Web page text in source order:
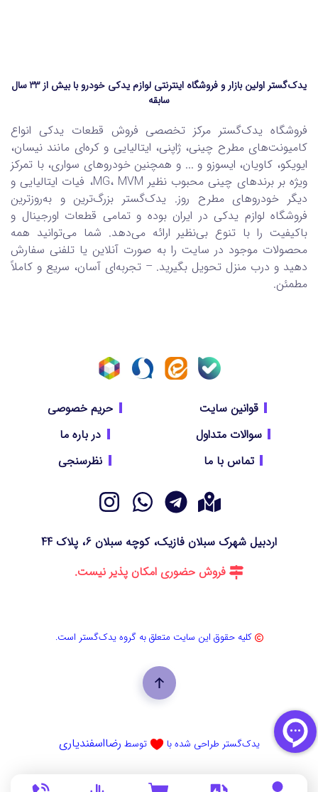
یدک‌گستر اولین بازار و فروشگاه اینترنتی لوازم یدکی خودرو با بیش از 33 سال
سابقه
فروشگاه یدک‌گستر مرکز تخصصی فروش قطعات یدکی انواع
کامیونت‌های مطرح چینی، ژاپنی، ایتالیایی و کره‌ای مانند نیسان،
ایویکو، کاویان، ایسوزو و ... و همچنین خودروهای سواری، با تمرکز
ویژه بر برندهای چینی محبوب نظیر MG، MVM، فیات ایتالیایی و
دیگر خودروهای مطرح روز. یدک‌گستر بزرگ‌ترین و به‌روزترین
فروشگاه لوازم یدکی در ایران بوده و تمامی قطعات اورجینال و
باکیفیت را با تنوع بی‌نظیر ارائه می‌دهد. شما می‌توانید همه
محصولات موجود در سایت را به صورت آنلاین یا تلفنی سفارش
دهید و درب منزل تحویل بگیرید. – تجربه‌ای آسان، سریع و کاملاً
مطمئن.
قوانین سایت
حریم خصوصی
سوالات متداول
در باره ما
تماس با ما
نظرسنجی
اردبیل شهرک سبلان فازیک، کوچه سبلان 6، پلاک 44
فروش حضوری امکان پذیر نیست.
کلیه حقوق این سایت متعلق به گروه یدک‌گستر است.
یدک‌گستر طراحی شده با توسط رضااسفندیاری